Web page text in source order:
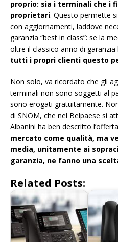
proprio: sia i terminali che i
proprietari. Questo permette
con aggiornamenti, laddove
garanzia “best in class”: se la
oltre il classico anno di garanzia
tutti i propri clienti questo
Non solo, va ricordato che gli
terminali non sono soggetti al
sono erogati gratuitamente.
di SNOM, che nel Belpaese si
Albanini ha ben descritto
mercato come qualità, ma
media, unitamente ai
garanzia, ne fanno una
Related Posts: